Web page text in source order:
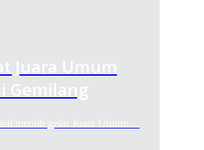
Juara Umum
Gemilang
meraih gelar Juara Umum…